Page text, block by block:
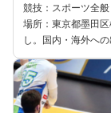
競技：スポーツ全般
場所：東京都墨⽥
し。国内・海外へ